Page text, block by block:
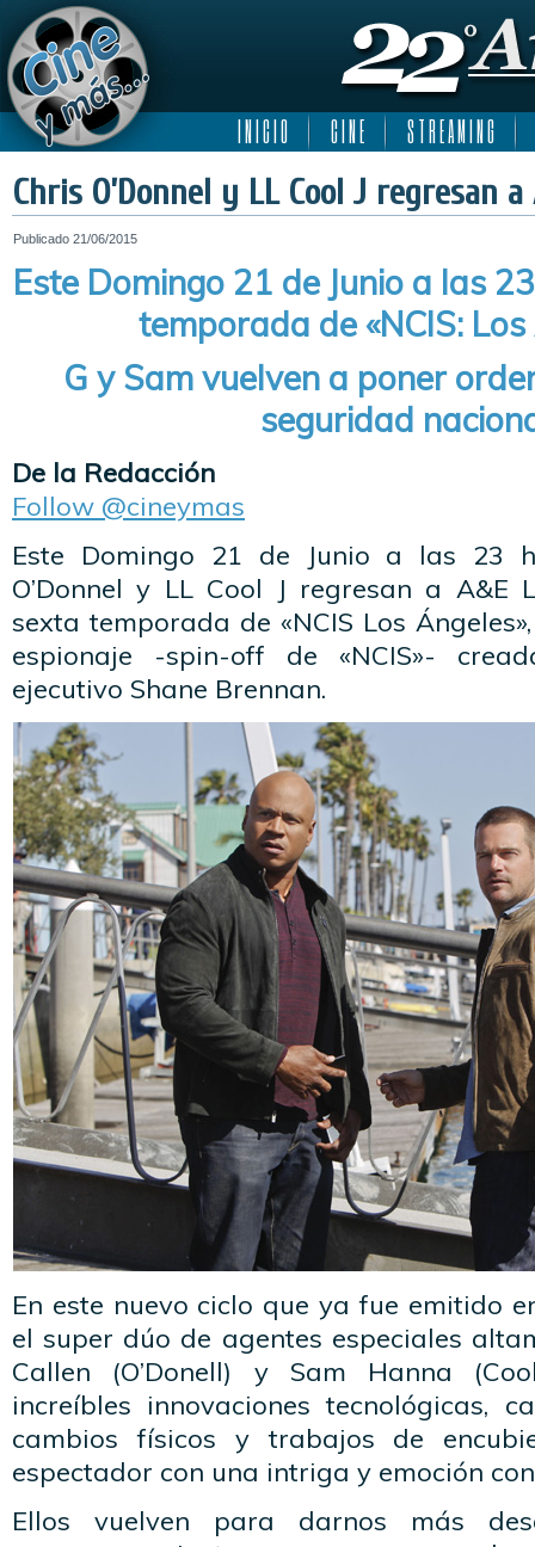
I N I C I O C I N E S T R E A M I N G
Chris O’Donnel y LL Cool J regresan a
Publicado 21/06/2015
Este Domingo 21 de Junio a las
temporada de «NCIS: Los
G y Sam vuelven a poner
seguridad
De la Redacción
Follow @cineymas
Este Domingo 21 de Junio a las 23
O’Donnel y LL Cool J regresan a A&E
sexta temporada de «NCIS Los
espionaje -spin-off de «NCIS»-
ejecutivo Shane Brennan.
En este nuevo ciclo que ya fue emitido
el super dúo de agentes especiales
Callen (O’Donell) y Sam Hanna
increíbles innovaciones tecnológicas,
cambios físicos y trabajos de
espectador con una intriga y emoción
Ellos vuelven para darnos más